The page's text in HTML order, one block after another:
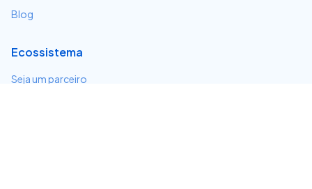
Blog
Ecossistema
Seja um parceiro